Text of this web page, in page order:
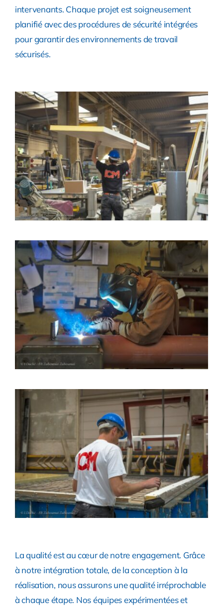
intervenants. Chaque projet est soigneusement
planifié avec des procédures de sécurité intégrées
pour garantir des environnements de travail
sécurisés.
La qualité est au cœur de notre engagement. Grâce
à notre intégration totale, de la conception à la
réalisation, nous assurons une qualité irréprochable
à chaque étape. Nos équipes expérimentées et